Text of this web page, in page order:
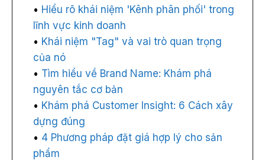
Hiểu rõ khái niệm 'Kênh phân phối' trong
lĩnh vực kinh doanh
Khái niệm "Tag" và vai trò quan trọng
của nó
Tìm hiểu về Brand Name: Khám phá
nguyên tắc cơ bản
Khám phá Customer Insight: 6 Cách xây
dựng đúng
4 Phương pháp đặt giá hợp lý cho sản
phẩm